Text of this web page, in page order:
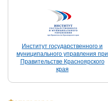
Институт государственного и
муниципального управления при
Правительстве Красноярского
края